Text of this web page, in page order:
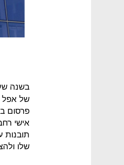
בשנה
של אפל
פרסום
אישי
תובנות
שלו